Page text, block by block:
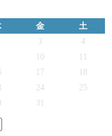
金
土
3
4
17
24
25
31